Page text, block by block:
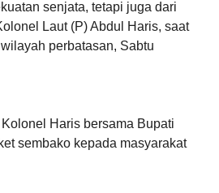
senjata, tetapi juga dari
Laut (P) Abdul Haris, saat
perbatasan, Sabtu
Haris bersama Bupati
sembako kepada masyarakat